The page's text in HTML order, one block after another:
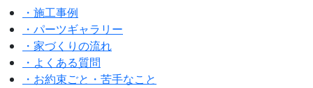
・施工事例
・パーツギャラリー
・家づくりの流れ
・よくある質問
・お約束ごと・苦手なこと